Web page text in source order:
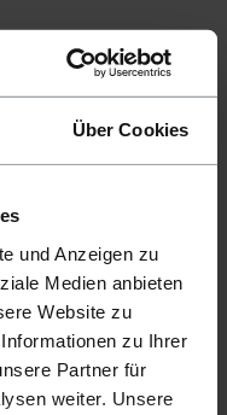
Über Cookies
und Anzeigen zu
Medien anbieten
Website zu
zu Ihrer
Partner für
weiter. Unsere